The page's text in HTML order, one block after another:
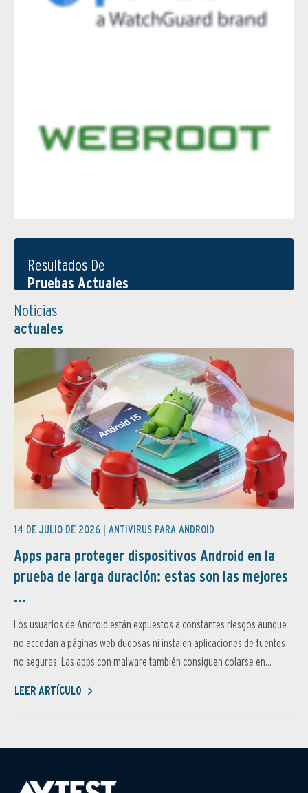
Resultados De
Pruebas Actuales
Noticias
actuales
14 DE JULIO DE 2026 | ANTIVIRUS PARA ANDROID
Apps para proteger dispositivos Android en la
prueba de larga duración: estas son las mejores
...
Los usuarios de Android están expuestos a constantes riesgos aunque
no accedan a páginas web dudosas ni instalen aplicaciones de fuentes
no seguras. Las apps con malware también consiguen colarse en...
LEER ARTÍCULO